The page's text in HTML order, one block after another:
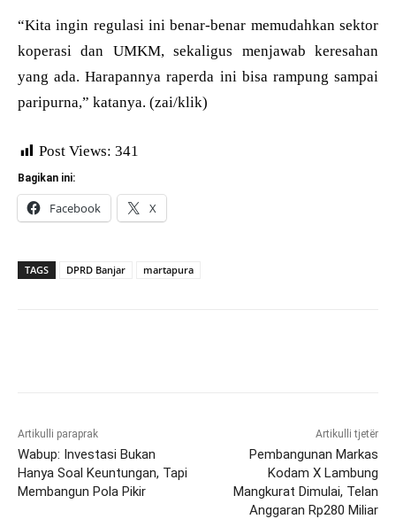
“Kita ingin regulasi ini benar-benar memudahkan sektor
koperasi dan UMKM, sekaligus menjawab keresahan
yang ada. Harapannya raperda ini bisa rampung sampai
paripurna,” katanya. (zai/klik)
Post Views: 341
Bagikan ini:
Facebook X
TAGS DPRD Banjar martapura
Artikulli paraprak
Wabup: Investasi Bukan
Hanya Soal Keuntungan, Tapi
Membangun Pola Pikir
Artikulli tjetër
Pembangunan Markas
Kodam X Lambung
Mangkurat Dimulai, Telan
Anggaran Rp280 Miliar